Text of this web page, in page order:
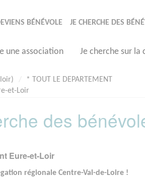
BÉNÉVOLE JE CHERCHE DES
une association Je cherche sur la
* TOUT LE DEPARTEMENT
et-Loir
des
Eure-et-Loir
régionale Centre-Val-de-Loire !